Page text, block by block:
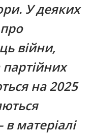
У деяких
війни,
на 2025
в матеріалі